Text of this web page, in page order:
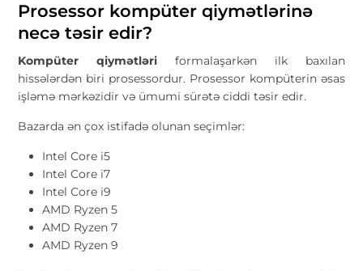
Prosessor kompüter qiymətlərinə
necə təsir edir?
Kompüter qiymətləri formalaşarkən ilk baxılan
hissələrdən biri prosessordur. Prosessor kompüterin əsas
işləmə mərkəzidir və ümumi sürətə ciddi təsir edir.
Bazarda ən çox istifadə olunan seçimlər:
Intel Core i5
Intel Core i7
Intel Core i9
AMD Ryzen 5
AMD Ryzen 7
AMD Ryzen 9